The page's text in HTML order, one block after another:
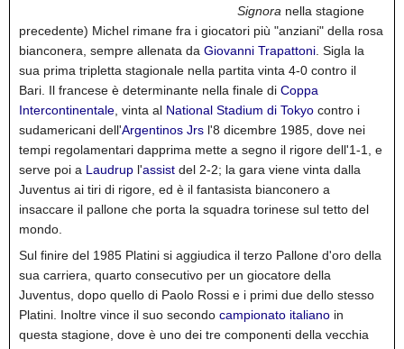
Signora nella stagione
precedente) Michel rimane fra i giocatori più "anziani" della rosa
bianconera, sempre allenata da Giovanni Trapattoni. Sigla la
sua prima tripletta stagionale nella partita vinta 4-0 contro il
Bari. Il francese è determinante nella finale di Coppa
Intercontinentale, vinta al National Stadium di Tokyo contro i
sudamericani dell'Argentinos Jrs l'8 dicembre 1985, dove nei
tempi regolamentari dapprima mette a segno il rigore dell'1-1, e
serve poi a Laudrup l'assist del 2-2; la gara viene vinta dalla
Juventus ai tiri di rigore, ed è il fantasista bianconero a
insaccare il pallone che porta la squadra torinese sul tetto del
mondo.
Sul finire del 1985 Platini si aggiudica il terzo Pallone d'oro della
sua carriera, quarto consecutivo per un giocatore della
Juventus, dopo quello di Paolo Rossi e i primi due dello stesso
Platini. Inoltre vince il suo secondo campionato italiano in
questa stagione, dove è uno dei tre componenti della vecchia